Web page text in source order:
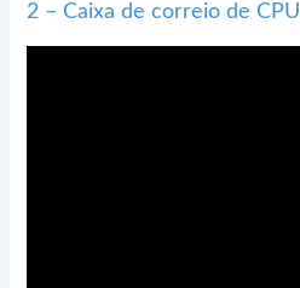
2 – Caixa de correio de CPU